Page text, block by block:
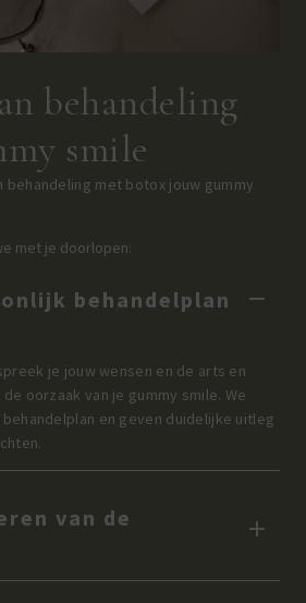
behandeling
smile
behandeling met botox jouw gummy
met je doorlopen:
behandelplan
je jouw wensen en de arts en
oorzaak van je gummy smile. We
en geven duidelijke uitleg
van de